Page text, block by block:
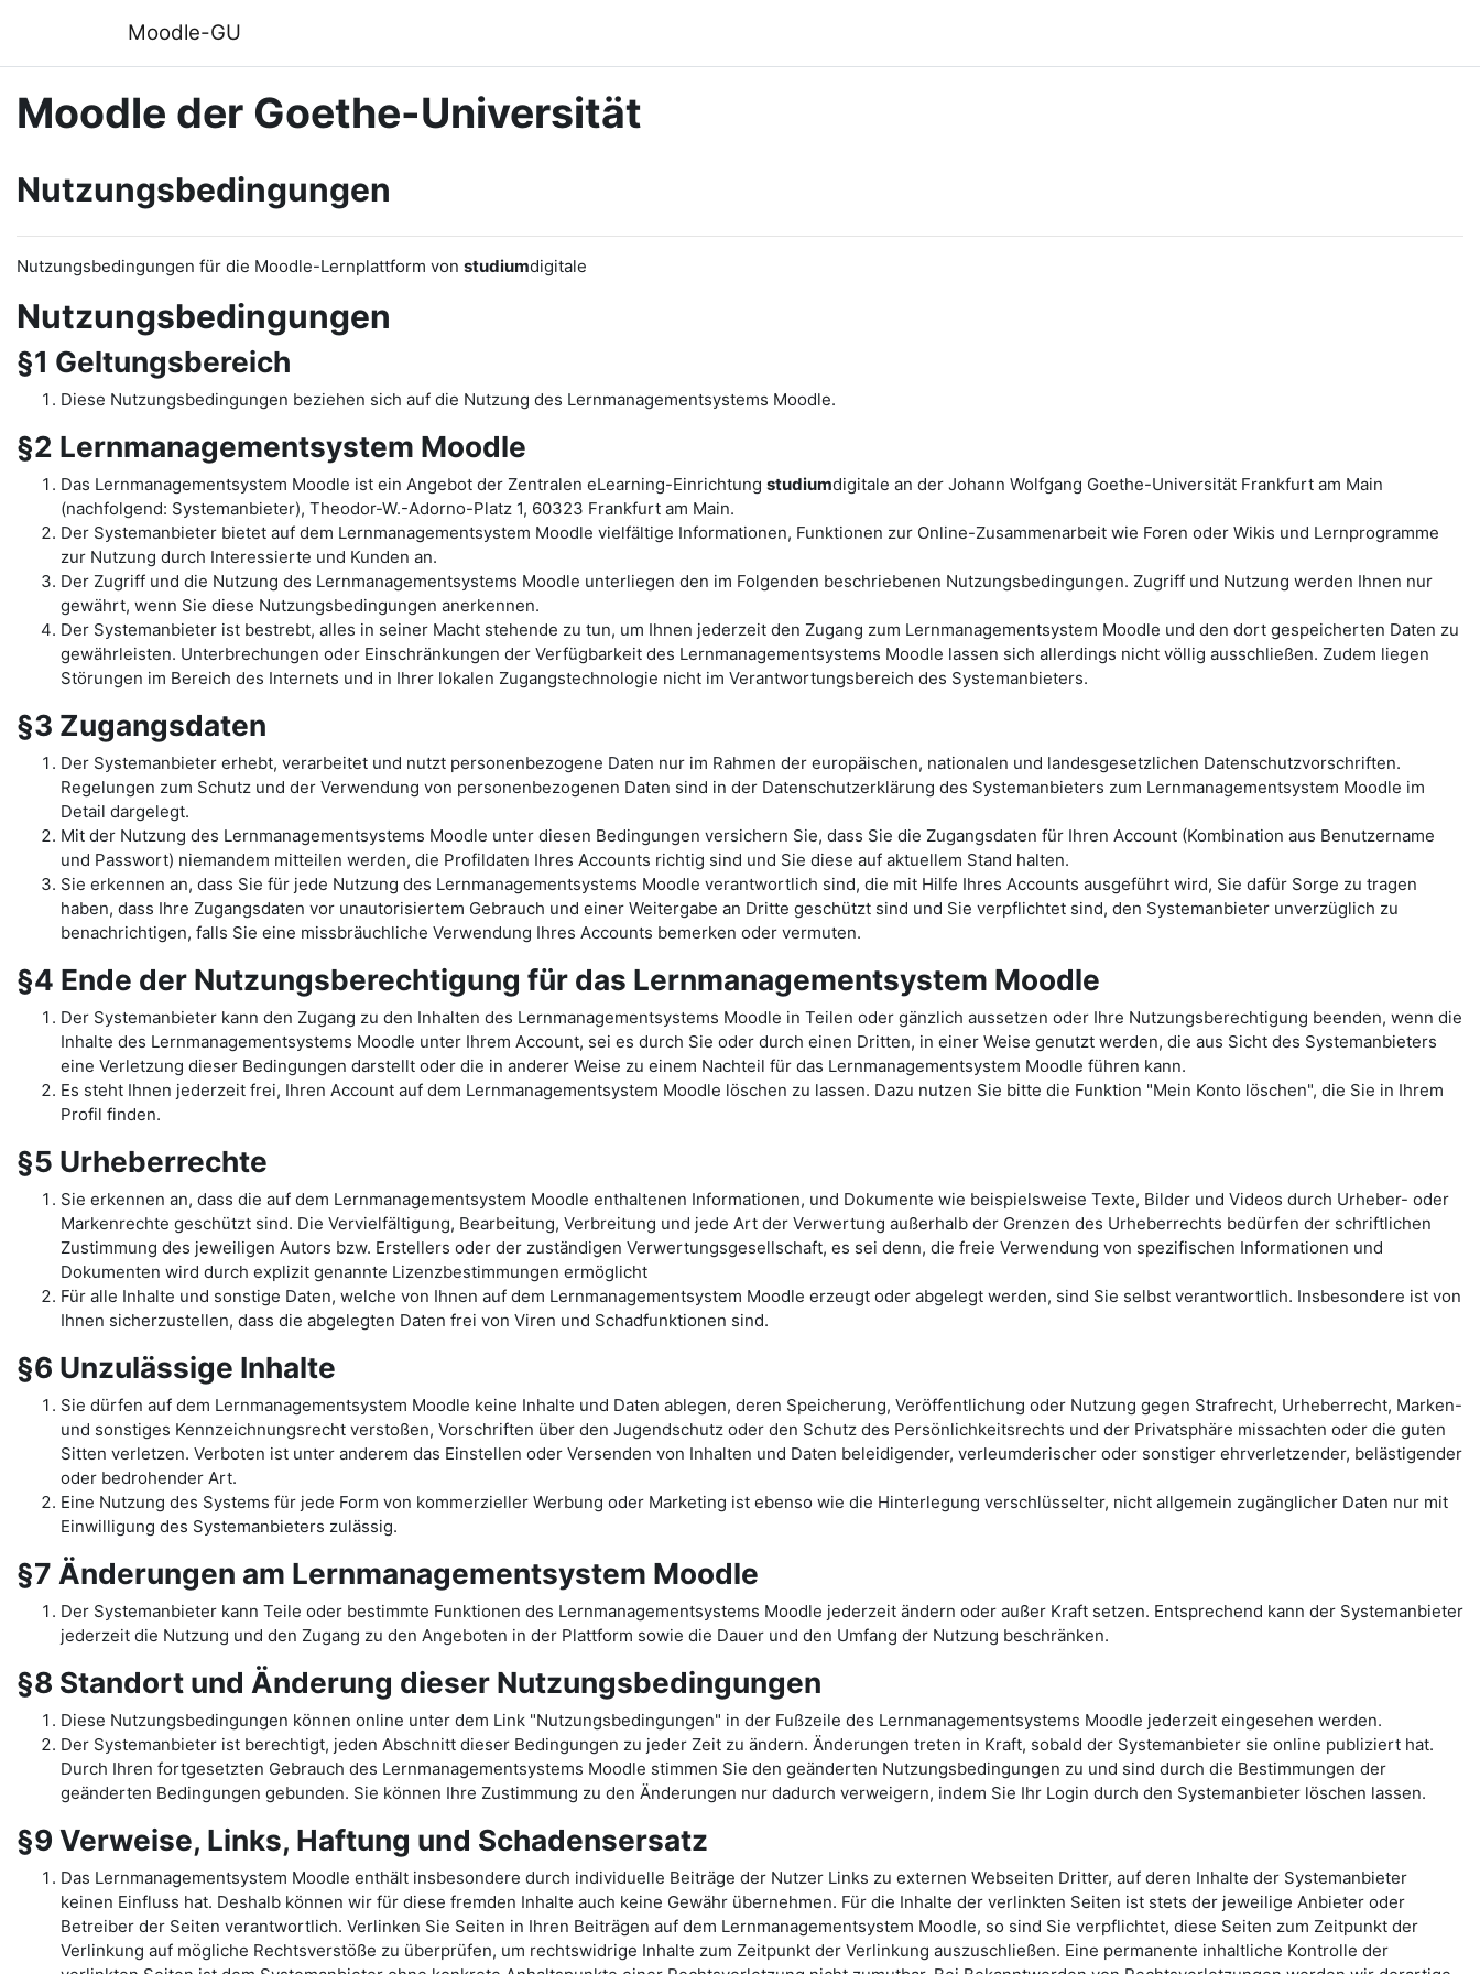
Moodle-GU
Moodle der Goethe-Universität
Nutzungsbedingungen
Nutzungsbedingungen für die Moodle-Lernplattform von studiumdigitale
Nutzungsbedingungen
§1 Geltungsbereich
Diese Nutzungsbedingungen beziehen sich auf die Nutzung des Lernmanagementsystems Moodle.
§2 Lernmanagementsystem Moodle
Das Lernmanagementsystem Moodle ist ein Angebot der Zentralen eLearning-Einrichtung studiumdigitale an der Johann Wolfgang Goethe-Universität Frankfurt am Main
(nachfolgend: Systemanbieter), Theodor-W.-Adorno-Platz 1, 60323 Frankfurt am Main.
Der Systemanbieter bietet auf dem Lernmanagementsystem Moodle vielfältige Informationen, Funktionen zur Online-Zusammenarbeit wie Foren oder Wikis und Lernprogramme
zur Nutzung durch Interessierte und Kunden an.
Der Zugriff und die Nutzung des Lernmanagementsystems Moodle unterliegen den im Folgenden beschriebenen Nutzungsbedingungen. Zugriff und Nutzung werden Ihnen nur
gewährt, wenn Sie diese Nutzungsbedingungen anerkennen.
Der Systemanbieter ist bestrebt, alles in seiner Macht stehende zu tun, um Ihnen jederzeit den Zugang zum Lernmanagementsystem Moodle und den dort gespeicherten Daten zu
gewährleisten. Unterbrechungen oder Einschränkungen der Verfügbarkeit des Lernmanagementsystems Moodle lassen sich allerdings nicht völlig ausschließen. Zudem liegen
Störungen im Bereich des Internets und in Ihrer lokalen Zugangstechnologie nicht im Verantwortungsbereich des Systemanbieters.
§3 Zugangsdaten
Der Systemanbieter erhebt, verarbeitet und nutzt personenbezogene Daten nur im Rahmen der europäischen, nationalen und landesgesetzlichen Datenschutzvorschriften.
Regelungen zum Schutz und der Verwendung von personenbezogenen Daten sind in der Datenschutzerklärung des Systemanbieters zum Lernmanagementsystem Moodle im
Detail dargelegt.
Mit der Nutzung des Lernmanagementsystems Moodle unter diesen Bedingungen versichern Sie, dass Sie die Zugangsdaten für Ihren Account (Kombination aus Benutzername
und Passwort) niemandem mitteilen werden, die Profildaten Ihres Accounts richtig sind und Sie diese auf aktuellem Stand halten.
Sie erkennen an, dass Sie für jede Nutzung des Lernmanagementsystems Moodle verantwortlich sind, die mit Hilfe Ihres Accounts ausgeführt wird, Sie dafür Sorge zu tragen
haben, dass Ihre Zugangsdaten vor unautorisiertem Gebrauch und einer Weitergabe an Dritte geschützt sind und Sie verpflichtet sind, den Systemanbieter unverzüglich zu
benachrichtigen, falls Sie eine missbräuchliche Verwendung Ihres Accounts bemerken oder vermuten.
§4 Ende der Nutzungsberechtigung für das Lernmanagementsystem Moodle
Der Systemanbieter kann den Zugang zu den Inhalten des Lernmanagementsystems Moodle in Teilen oder gänzlich aussetzen oder Ihre Nutzungsberechtigung beenden, wenn die
Inhalte des Lernmanagementsystems Moodle unter Ihrem Account, sei es durch Sie oder durch einen Dritten, in einer Weise genutzt werden, die aus Sicht des Systemanbieters
eine Verletzung dieser Bedingungen darstellt oder die in anderer Weise zu einem Nachteil für das Lernmanagementsystem Moodle führen kann.
Es steht Ihnen jederzeit frei, Ihren Account auf dem Lernmanagementsystem Moodle löschen zu lassen. Dazu nutzen Sie bitte die Funktion "Mein Konto löschen", die Sie in Ihrem
Profil finden.
§5 Urheberrechte
Sie erkennen an, dass die auf dem Lernmanagementsystem Moodle enthaltenen Informationen, und Dokumente wie beispielsweise Texte, Bilder und Videos durch Urheber- oder
Markenrechte geschützt sind. Die Vervielfältigung, Bearbeitung, Verbreitung und jede Art der Verwertung außerhalb der Grenzen des Urheberrechts bedürfen der schriftlichen
Zustimmung des jeweiligen Autors bzw. Erstellers oder der zuständigen Verwertungsgesellschaft, es sei denn, die freie Verwendung von spezifischen Informationen und
Dokumenten wird durch explizit genannte Lizenzbestimmungen ermöglicht
Für alle Inhalte und sonstige Daten, welche von Ihnen auf dem Lernmanagementsystem Moodle erzeugt oder abgelegt werden, sind Sie selbst verantwortlich. Insbesondere ist von
Ihnen sicherzustellen, dass die abgelegten Daten frei von Viren und Schadfunktionen sind.
§6 Unzulässige Inhalte
Sie dürfen auf dem Lernmanagementsystem Moodle keine Inhalte und Daten ablegen, deren Speicherung, Veröffentlichung oder Nutzung gegen Strafrecht, Urheberrecht, Marken-
und sonstiges Kennzeichnungsrecht verstoßen, Vorschriften über den Jugendschutz oder den Schutz des Persönlichkeitsrechts und der Privatsphäre missachten oder die guten
Sitten verletzen. Verboten ist unter anderem das Einstellen oder Versenden von Inhalten und Daten beleidigender, verleumderischer oder sonstiger ehrverletzender, belästigender
oder bedrohender Art.
Eine Nutzung des Systems für jede Form von kommerzieller Werbung oder Marketing ist ebenso wie die Hinterlegung verschlüsselter, nicht allgemein zugänglicher Daten nur mit
Einwilligung des Systemanbieters zulässig.
§7 Änderungen am Lernmanagementsystem Moodle
Der Systemanbieter kann Teile oder bestimmte Funktionen des Lernmanagementsystems Moodle jederzeit ändern oder außer Kraft setzen. Entsprechend kann der Systemanbieter
jederzeit die Nutzung und den Zugang zu den Angeboten in der Plattform sowie die Dauer und den Umfang der Nutzung beschränken.
§8 Standort und Änderung dieser Nutzungsbedingungen
Diese Nutzungsbedingungen können online unter dem Link "Nutzungsbedingungen" in der Fußzeile des Lernmanagementsystems Moodle jederzeit eingesehen werden.
Der Systemanbieter ist berechtigt, jeden Abschnitt dieser Bedingungen zu jeder Zeit zu ändern. Änderungen treten in Kraft, sobald der Systemanbieter sie online publiziert hat.
Durch Ihren fortgesetzten Gebrauch des Lernmanagementsystems Moodle stimmen Sie den geänderten Nutzungsbedingungen zu und sind durch die Bestimmungen der
geänderten Bedingungen gebunden. Sie können Ihre Zustimmung zu den Änderungen nur dadurch verweigern, indem Sie Ihr Login durch den Systemanbieter löschen lassen.
§9 Verweise, Links, Haftung und Schadensersatz
Das Lernmanagementsystem Moodle enthält insbesondere durch individuelle Beiträge der Nutzer Links zu externen Webseiten Dritter, auf deren Inhalte der Systemanbieter
keinen Einfluss hat. Deshalb können wir für diese fremden Inhalte auch keine Gewähr übernehmen. Für die Inhalte der verlinkten Seiten ist stets der jeweilige Anbieter oder
Betreiber der Seiten verantwortlich. Verlinken Sie Seiten in Ihren Beiträgen auf dem Lernmanagementsystem Moodle, so sind Sie verpflichtet, diese Seiten zum Zeitpunkt der
Verlinkung auf mögliche Rechtsverstöße zu überprüfen, um rechtswidrige Inhalte zum Zeitpunkt der Verlinkung auszuschließen. Eine permanente inhaltliche Kontrolle der